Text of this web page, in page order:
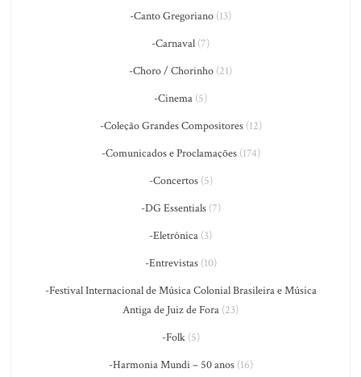
-Canto Gregoriano (13)
-Carnaval (7)
-Choro / Chorinho (21)
-Cinema (5)
-Coleção Grandes Compositores(12)
-Comunicados e Proclamações(174)
-Concertos(5)
-DG Essentials(7)
-Eletrônica (3)
-Entrevistas(10)
-Festival Internacional de Música Colonial Brasileira e Música
Antiga de Juiz de Fora (23)
-Folk(5)
-Harmonia Mundi – 50 anos(16)